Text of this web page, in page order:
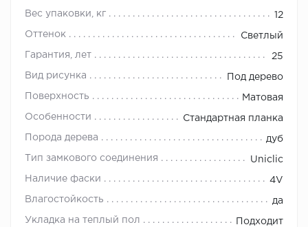
Вес упаковки, кг 12
Оттенок Светлый
Гарантия, лет 25
Вид рисунка Под дерево
Поверхность Матовая
Особенности Стандартная планка
Порода дерева дуб
Тип замкового соединения Uniclic
Наличие фаски 4V
Влагостойкость да
Укладка на теплый пол Подходит